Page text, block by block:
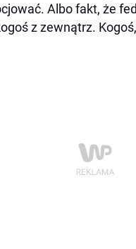
Albo fakt, że
z zewnątrz.